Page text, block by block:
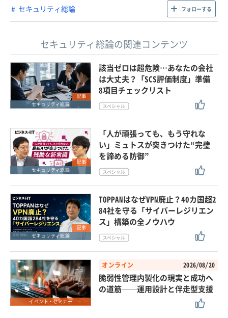
セキュリティ総論 フォローする
セキュリティ総論の関連コンテンツ
記事
セキュリティ総論
該当ゼロは超危険…あなたの会社
は大丈夫？「SCS評価制度」準備
8項目チェックリスト
記事
セキュリティ総論
「人が頑張っても、もう守れな
い」ミュトスが突きつけた“完璧
を諦める防御”
記事
セキュリティ総論
TOPPANはなぜVPN廃止？40カ国超2
84社を守る「サイバーレジリエン
ス」構築の全ノウハウ
イベント・セミナー
オンライン 2026/08/20
脆弱性管理内製化の現実と成功へ
の道筋──運用設計と伴走型支援